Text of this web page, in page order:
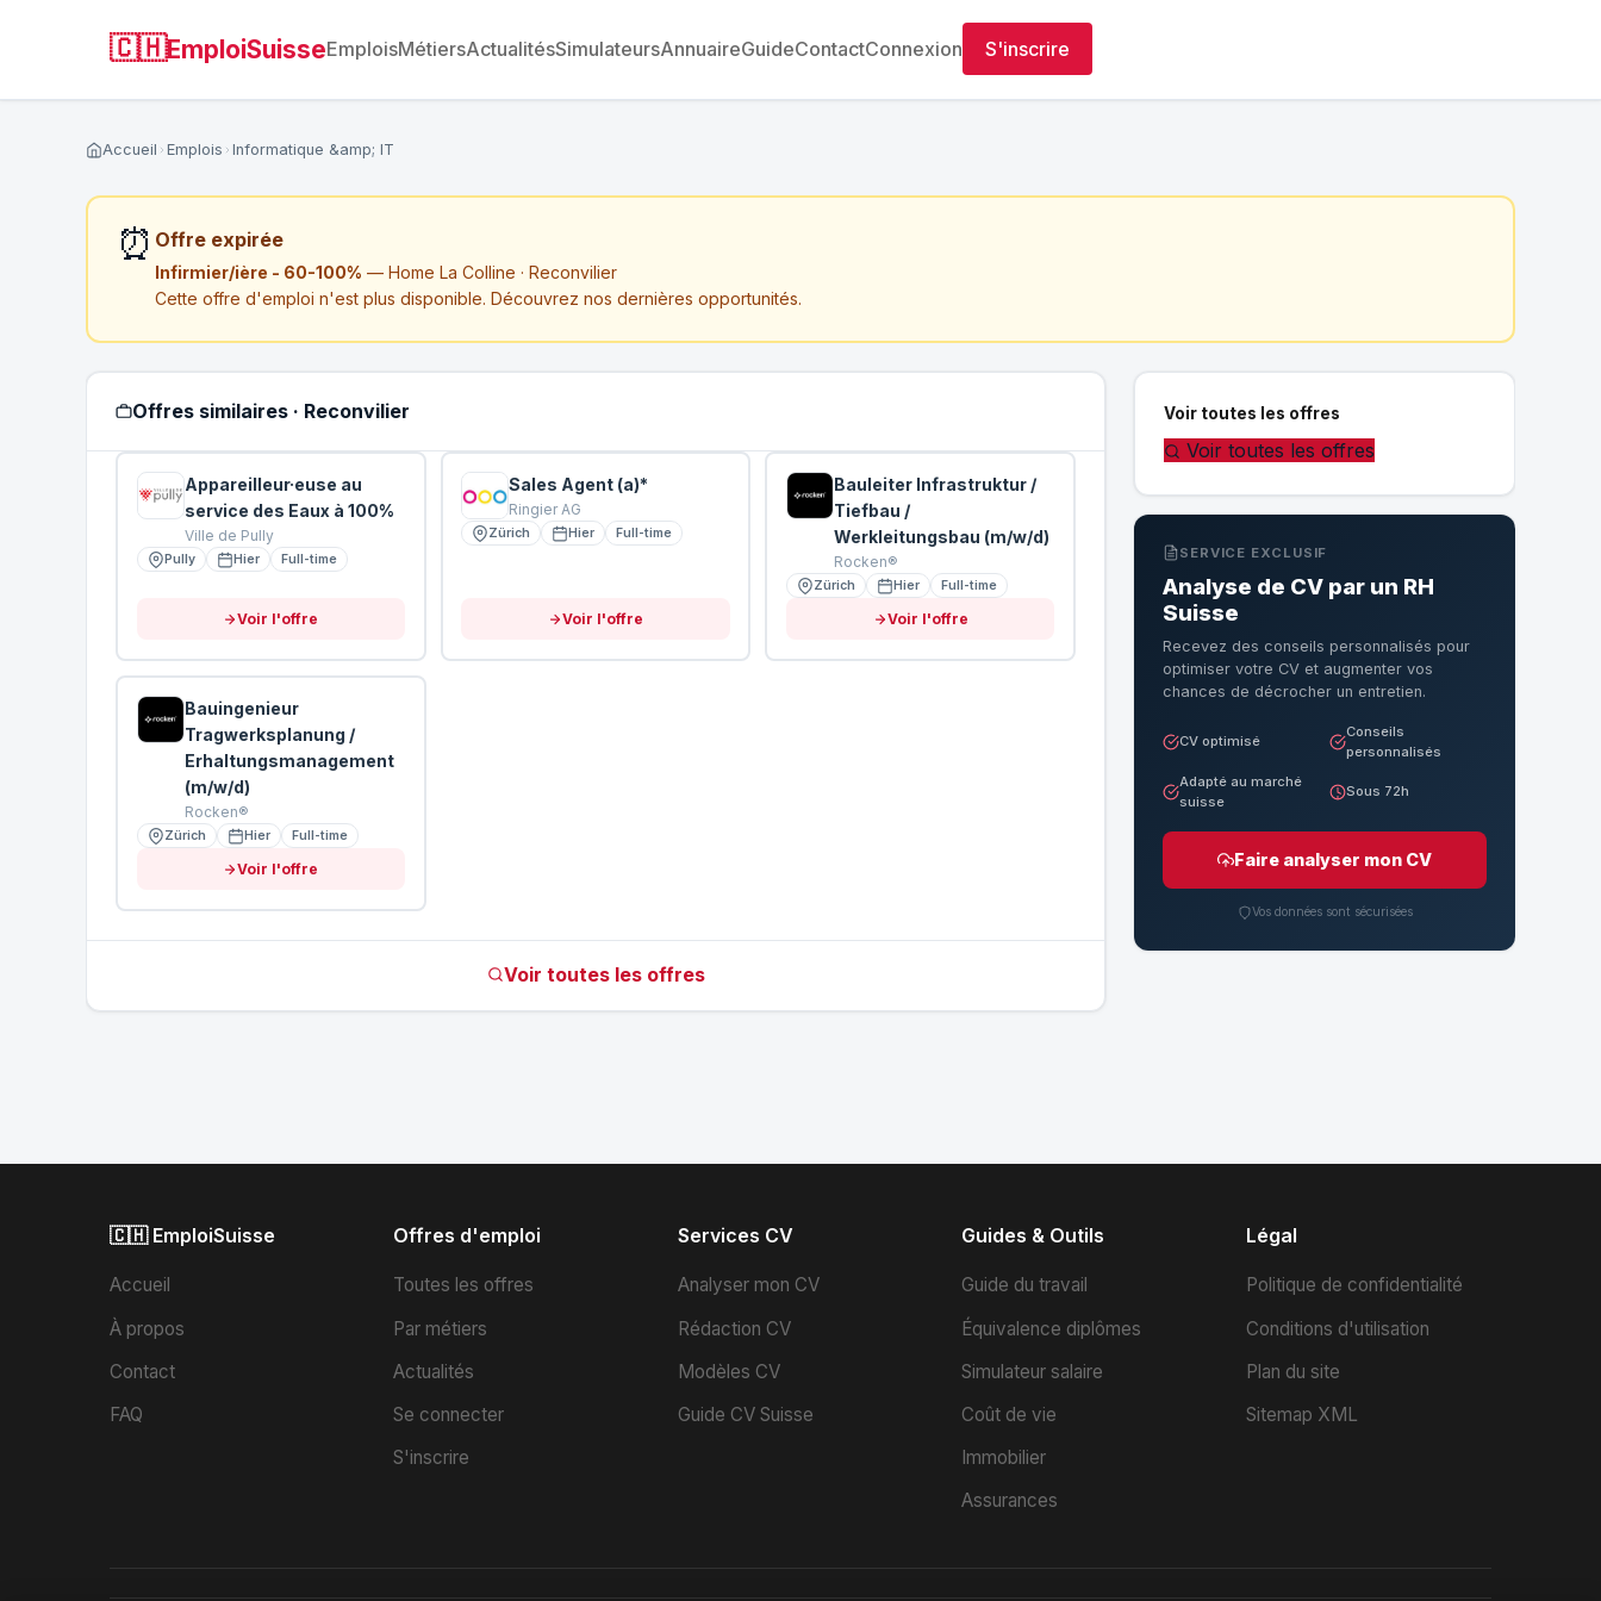
🇨🇭EmploiSuisseEmploisMétiersActualitésSimulateursAnnuaireGuideContactConnexion S'inscrire
Accueil Emplois Informatique &amp; IT
⏰ Offre expirée
Infirmier/ière - 60-100% — Home La Colline · Reconvilier
Cette offre d'emploi n'est plus disponible. Découvrez nos dernières opportunités.
Offres similaires · Reconvilier
Appareilleur·euse au
service des Eaux à 100%
Ville de Pully
Pully Hier Full-time
Voir l'offre
Sales Agent (a)*
Ringier AG
Zürich Hier Full-time
Voir l'offre
Bauleiter Infrastruktur /
Tiefbau /
Werkleitungsbau (m/w/d)
Rocken®
Zürich Hier Full-time
Voir l'offre
Bauingenieur
Tragwerksplanung /
Erhaltungsmanagement
(m/w/d)
Rocken®
Zürich Hier Full-time
Voir l'offre
Voir toutes les offres
Voir toutes les offres
Voir toutes les offres
SERVICE EXCLUSIF
Analyse de CV par un RH
Suisse
Recevez des conseils personnalisés pour
optimiser votre CV et augmenter vos
chances de décrocher un entretien.
CV optimisé
Conseils
personnalisés
Adapté au marché
suisse
Sous 72h
Faire analyser mon CV
Vos données sont sécurisées
🇨🇭 EmploiSuisse
Accueil
À propos
Contact
FAQ
Offres d'emploi
Toutes les offres
Par métiers
Actualités
Se connecter
S'inscrire
Services CV
Analyser mon CV
Rédaction CV
Modèles CV
Guide CV Suisse
Guides & Outils
Guide du travail
Équivalence diplômes
Simulateur salaire
Coût de vie
Immobilier
Assurances
Légal
Politique de confidentialité
Conditions d'utilisation
Plan du site
Sitemap XML